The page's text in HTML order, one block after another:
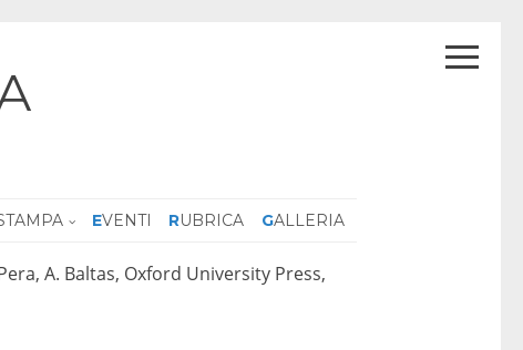
EVENTI RUBRICA GALLERIA
A. Baltas, Oxford University Press,